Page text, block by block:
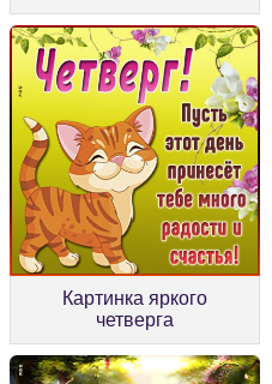
Картинка яркого
четверга